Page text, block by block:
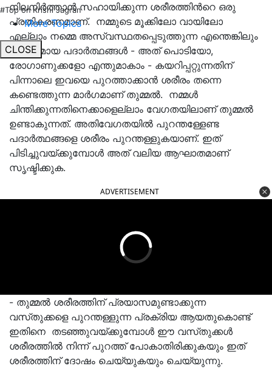
#Top on Krishi Jagran
More Topics
CLOSE
നിലനിർത്താൻ സഹായിക്കുന്ന ശരീരത്തിൻറെ ഒരു
പ്രതികരണമാണ്. നമ്മുടെ മൂക്കിലോ വായിലോ
എല്ലാം നമ്മെ അസ്വസ്ഥതപ്പെടുത്തുന്ന എന്തെങ്കിലും
സൂക്ഷ്മമായ പദാര്‍ത്ഥങ്ങള്‍ - അത് പൊടിയോ,
രോഗാണുക്കളോ എന്തുമാകാം - കയറിപ്പറ്റുന്നതിന്
പിന്നാലെ ഇവയെ പുറത്താക്കാൻ ശരീരം തന്നെ
കണ്ടെത്തുന്ന മാര്‍ഗമാണ് തുമ്മല്‍. നമ്മള്‍
ചിന്തിക്കുന്നതിനെക്കാളെല്ലാം വേഗതയിലാണ് തുമ്മല്‍
ഉണ്ടാകുന്നത്. അതിവേഗതയില്‍ പുറന്തള്ളേണ്ട
പദാര്‍ത്ഥങ്ങളെ ശരീരം പുറന്തള്ളുകയാണ്. ഇത്
പിടിച്ചുവയ്ക്കുമ്പോള്‍ അത് വലിയ ആഘാതമാണ്
സൃഷ്ടിക്കുക.
ADVERTISEMENT
- തുമ്മൽ ശരീരത്തിന് പ്രയാസമുണ്ടാക്കുന്ന
വസ്‌തുക്കളെ പുറന്തള്ളുന്ന പ്രക്രിയ ആയതുകൊണ്ട്
ഇതിനെ തടഞ്ഞുവയ്ക്കുമ്പോൾ ഈ വസ്‌തുക്കൾ
ശരീരത്തിൽ നിന്ന് പുറത്ത് പോകാതിരിക്കുകയും ഇത്
ശരീരത്തിന് ദോഷം ചെയ്യുകയും ചെയ്യുന്നു.